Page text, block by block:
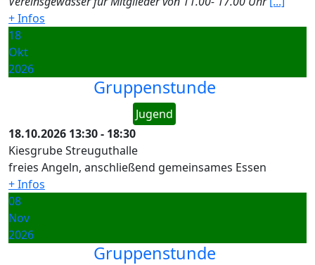
+ Infos
18
Okt
2026
Gruppenstunde
Jugend
18.10.2026 13:30- 18:30
Kiesgrube Streuguthalle
freies Angeln, anschließend gemeinsames Essen
+ Infos
08
Nov
2026
Gruppenstunde